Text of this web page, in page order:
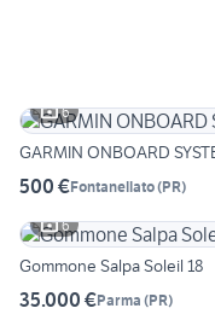
6
GARMIN ONBOARD
500 €Fontanellato(PR)
6
Gommone Salpa Soleil 18
35.000 €Parma (PR)